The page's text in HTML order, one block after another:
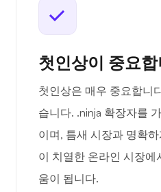
첫인상이 중요
첫인상은 매우 중요합니
습니다. .ninja 확장자를
이며, 틈새 시장과 명확
이 치열한 온라인 시장
움이 됩니다.